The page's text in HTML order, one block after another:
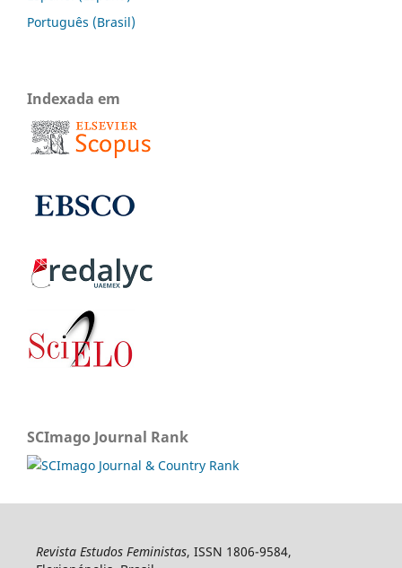
Português (Brasil)
Indexada em
SCImago Journal Rank
Revista Estudos Feministas, ISSN 1806-9584,